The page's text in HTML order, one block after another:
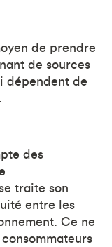
de prendre
de sources
dépendent de
des
traite son
entre les
Ce ne